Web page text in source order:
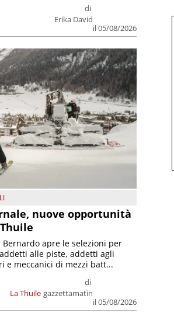
di
Erika David
il 05/08/2026
nuove opportunità
La Thuile
di
gazzettamatin
il 05/08/2026
Bernardo apre le selezioni per
alle piste, addetti agli
e meccanici di mezzi batt...